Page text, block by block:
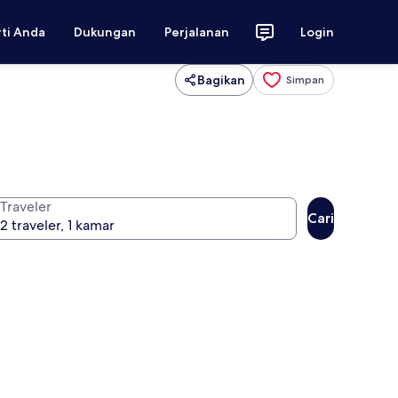
Anda Dukungan Perjalanan Login
Bagikan Simpan
Traveler
Cari